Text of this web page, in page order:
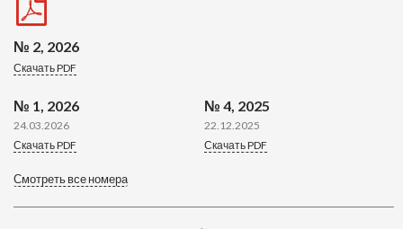
№ 2, 2026
Скачать PDF
№ 1, 2026
24.03.2026
Скачать PDF
№ 4, 2025
22.12.2025
Скачать PDF
Смотреть все номера